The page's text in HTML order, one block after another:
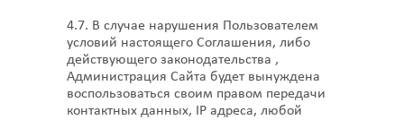
4.7. В случае нарушения Пользователем
условий настоящего Соглашения, либо
действующего законодательства ,
Администрация Сайта будет вынуждена
воспользоваться своим правом передачи
контактных данных, IP адреса, любой